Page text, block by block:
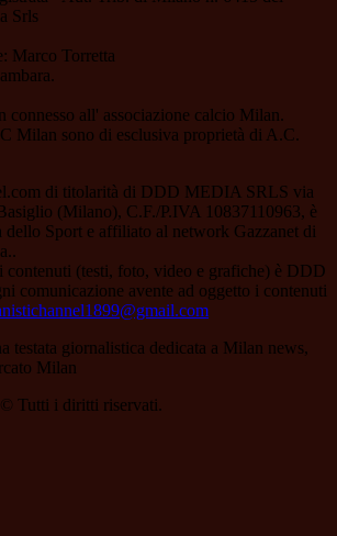
Srls
Marco Torretta
connesso all' associazione calcio Milan.
Milan sono di esclusiva proprietà di A.C.
di titolarità di DDD MEDIA SRLS via
(Milano), C.F./P.IVA 10837110963, è
dello Sport e affiliato al network Gazzanet di
contenuti (testi, foto, video e grafiche) è DDD
comunicazione avente ad oggetto i contenuti
testata giornalistica dedicata a Milan news,
Milan
Tutti i diritti riservati.